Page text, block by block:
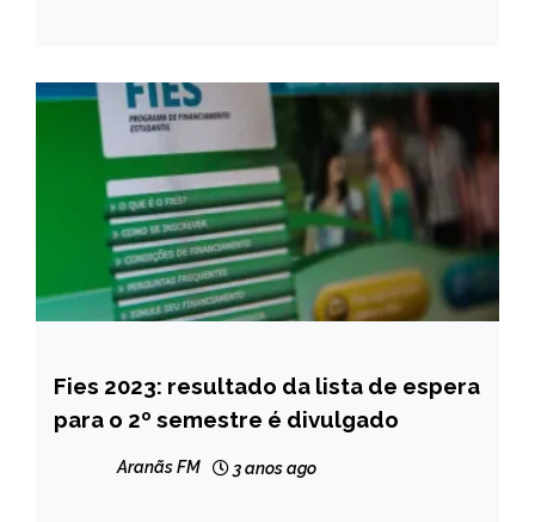
BRASIL
CAPELINHA
Fies 2023: resultado da lista de espera
para o 2º semestre é divulgado
Aranãs FM 3 anos ago